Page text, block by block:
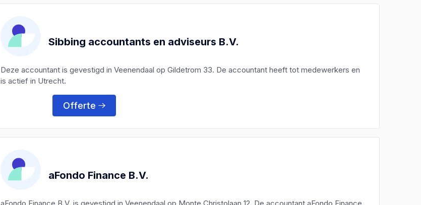
Sibbing accountants en adviseurs B.V.
Deze accountant is gevestigd in Veenendaal op Gildetrom 33. De accountant heeft tot medewerkers en
is actief in Utrecht.
Offerte
aFondo Finance B.V.
aFondo Finance B.V. is gevestigd in Veenendaal op Monte Christolaan 12. De accountant aFondo Finance